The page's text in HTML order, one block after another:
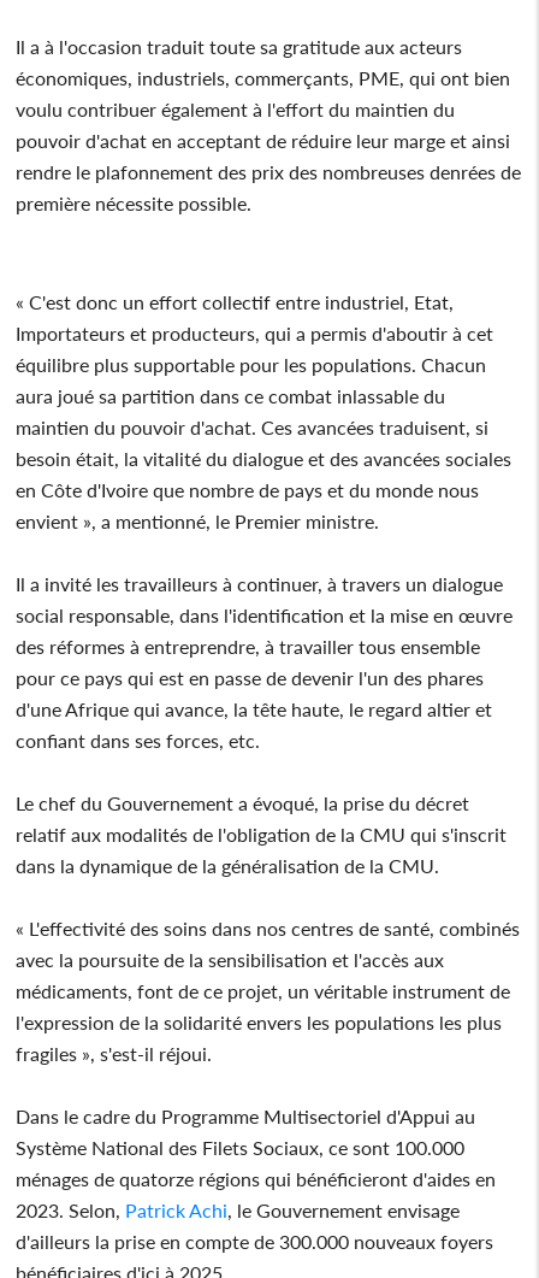
Il a à l'occasion traduit toute sa gratitude aux acteurs
économiques, industriels, commerçants, PME, qui ont bien
voulu contribuer également à l'effort du maintien du
pouvoir d'achat en acceptant de réduire leur marge et ainsi
rendre le plafonnement des prix des nombreuses denrées de
première nécessite possible.
« C'est donc un effort collectif entre industriel, Etat,
Importateurs et producteurs, qui a permis d'aboutir à cet
équilibre plus supportable pour les populations. Chacun
aura joué sa partition dans ce combat inlassable du
maintien du pouvoir d'achat. Ces avancées traduisent, si
besoin était, la vitalité du dialogue et des avancées sociales
en Côte d'Ivoire que nombre de pays et du monde nous
envient », a mentionné, le Premier ministre.
Il a invité les travailleurs à continuer, à travers un dialogue
social responsable, dans l'identification et la mise en œuvre
des réformes à entreprendre, à travailler tous ensemble
pour ce pays qui est en passe de devenir l'un des phares
d'une Afrique qui avance, la tête haute, le regard altier et
confiant dans ses forces, etc.
Le chef du Gouvernement a évoqué, la prise du décret
relatif aux modalités de l'obligation de la CMU qui s'inscrit
dans la dynamique de la généralisation de la CMU.
« L'effectivité des soins dans nos centres de santé, combinés
avec la poursuite de la sensibilisation et l'accès aux
médicaments, font de ce projet, un véritable instrument de
l'expression de la solidarité envers les populations les plus
fragiles », s'est-il réjoui.
Dans le cadre du Programme Multisectoriel d'Appui au
Système National des Filets Sociaux, ce sont 100.000
ménages de quatorze régions qui bénéficieront d'aides en
2023. Selon, Patrick Achi , le Gouvernement envisage
d'ailleurs la prise en compte de 300.000 nouveaux foyers
bénéficiaires d'ici à 2025.